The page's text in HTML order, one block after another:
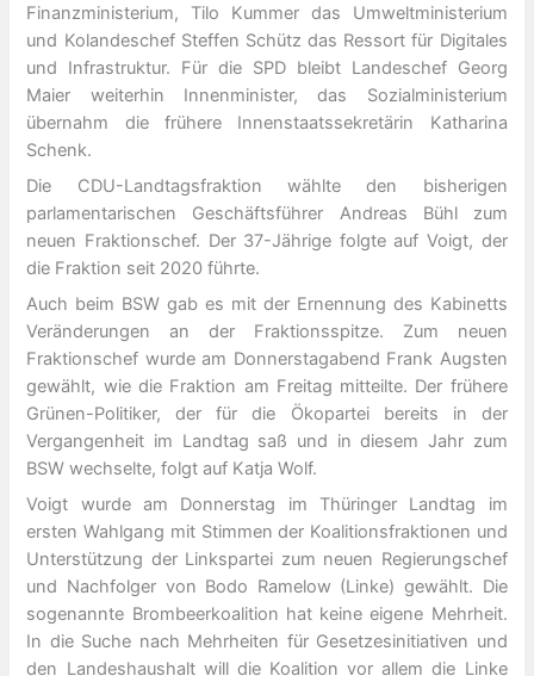
Finanzministerium, Tilo Kummer das Umweltministerium
und Kolandeschef Steffen Schütz das Ressort für Digitales
und Infrastruktur. Für die SPD bleibt Landeschef Georg
Maier weiterhin Innenminister, das Sozialministerium
übernahm die frühere Innenstaatssekretärin Katharina
Schenk.
Die CDU-Landtagsfraktion wählte den bisherigen
parlamentarischen Geschäftsführer Andreas Bühl zum
neuen Fraktionschef. Der 37-Jährige folgte auf Voigt, der
die Fraktion seit 2020 führte.
Auch beim BSW gab es mit der Ernennung des Kabinetts
Veränderungen an der Fraktionsspitze. Zum neuen
Fraktionschef wurde am Donnerstagabend Frank Augsten
gewählt, wie die Fraktion am Freitag mitteilte. Der frühere
Grünen-Politiker, der für die Ökopartei bereits in der
Vergangenheit im Landtag saß und in diesem Jahr zum
BSW wechselte, folgt auf Katja Wolf.
Voigt wurde am Donnerstag im Thüringer Landtag im
ersten Wahlgang mit Stimmen der Koalitionsfraktionen und
Unterstützung der Linkspartei zum neuen Regierungschef
und Nachfolger von Bodo Ramelow (Linke) gewählt. Die
sogenannte Brombeerkoalition hat keine eigene Mehrheit.
In die Suche nach Mehrheiten für Gesetzesinitiativen und
den Landeshaushalt will die Koalition vor allem die Linke